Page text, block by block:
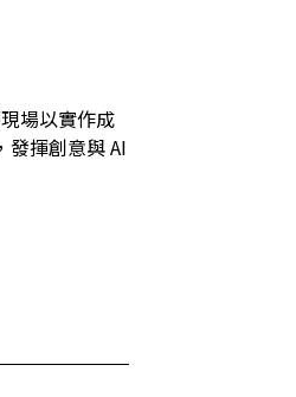
場以實作成
發揮創意與 AI